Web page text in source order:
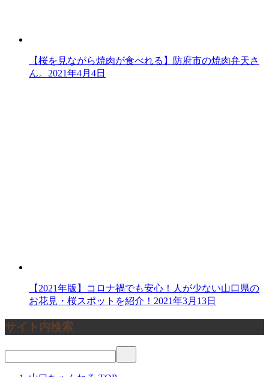
【桜を見ながら焼肉が食べれる】防府市の焼肉弁天さ
ん。 2021年4月4日
【2021年版】コロナ禍でも安心！人が少ない山口県の
お花見・桜スポットを紹介！ 2021年3月13日
サイト内検索